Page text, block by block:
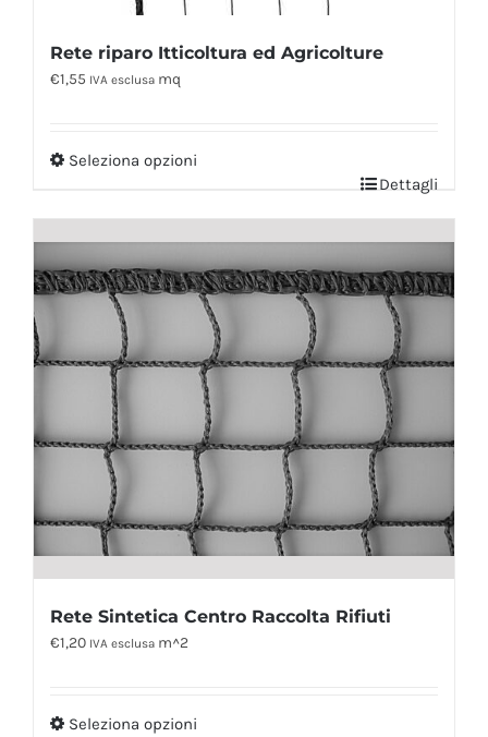
Rete riparo Itticoltura ed Agricolture
€1,55 IVA esclusa mq
Seleziona opzioni
Dettagli
Rete Sintetica Centro Raccolta Rifiuti
€1,20 IVA esclusa m^2
Seleziona opzioni